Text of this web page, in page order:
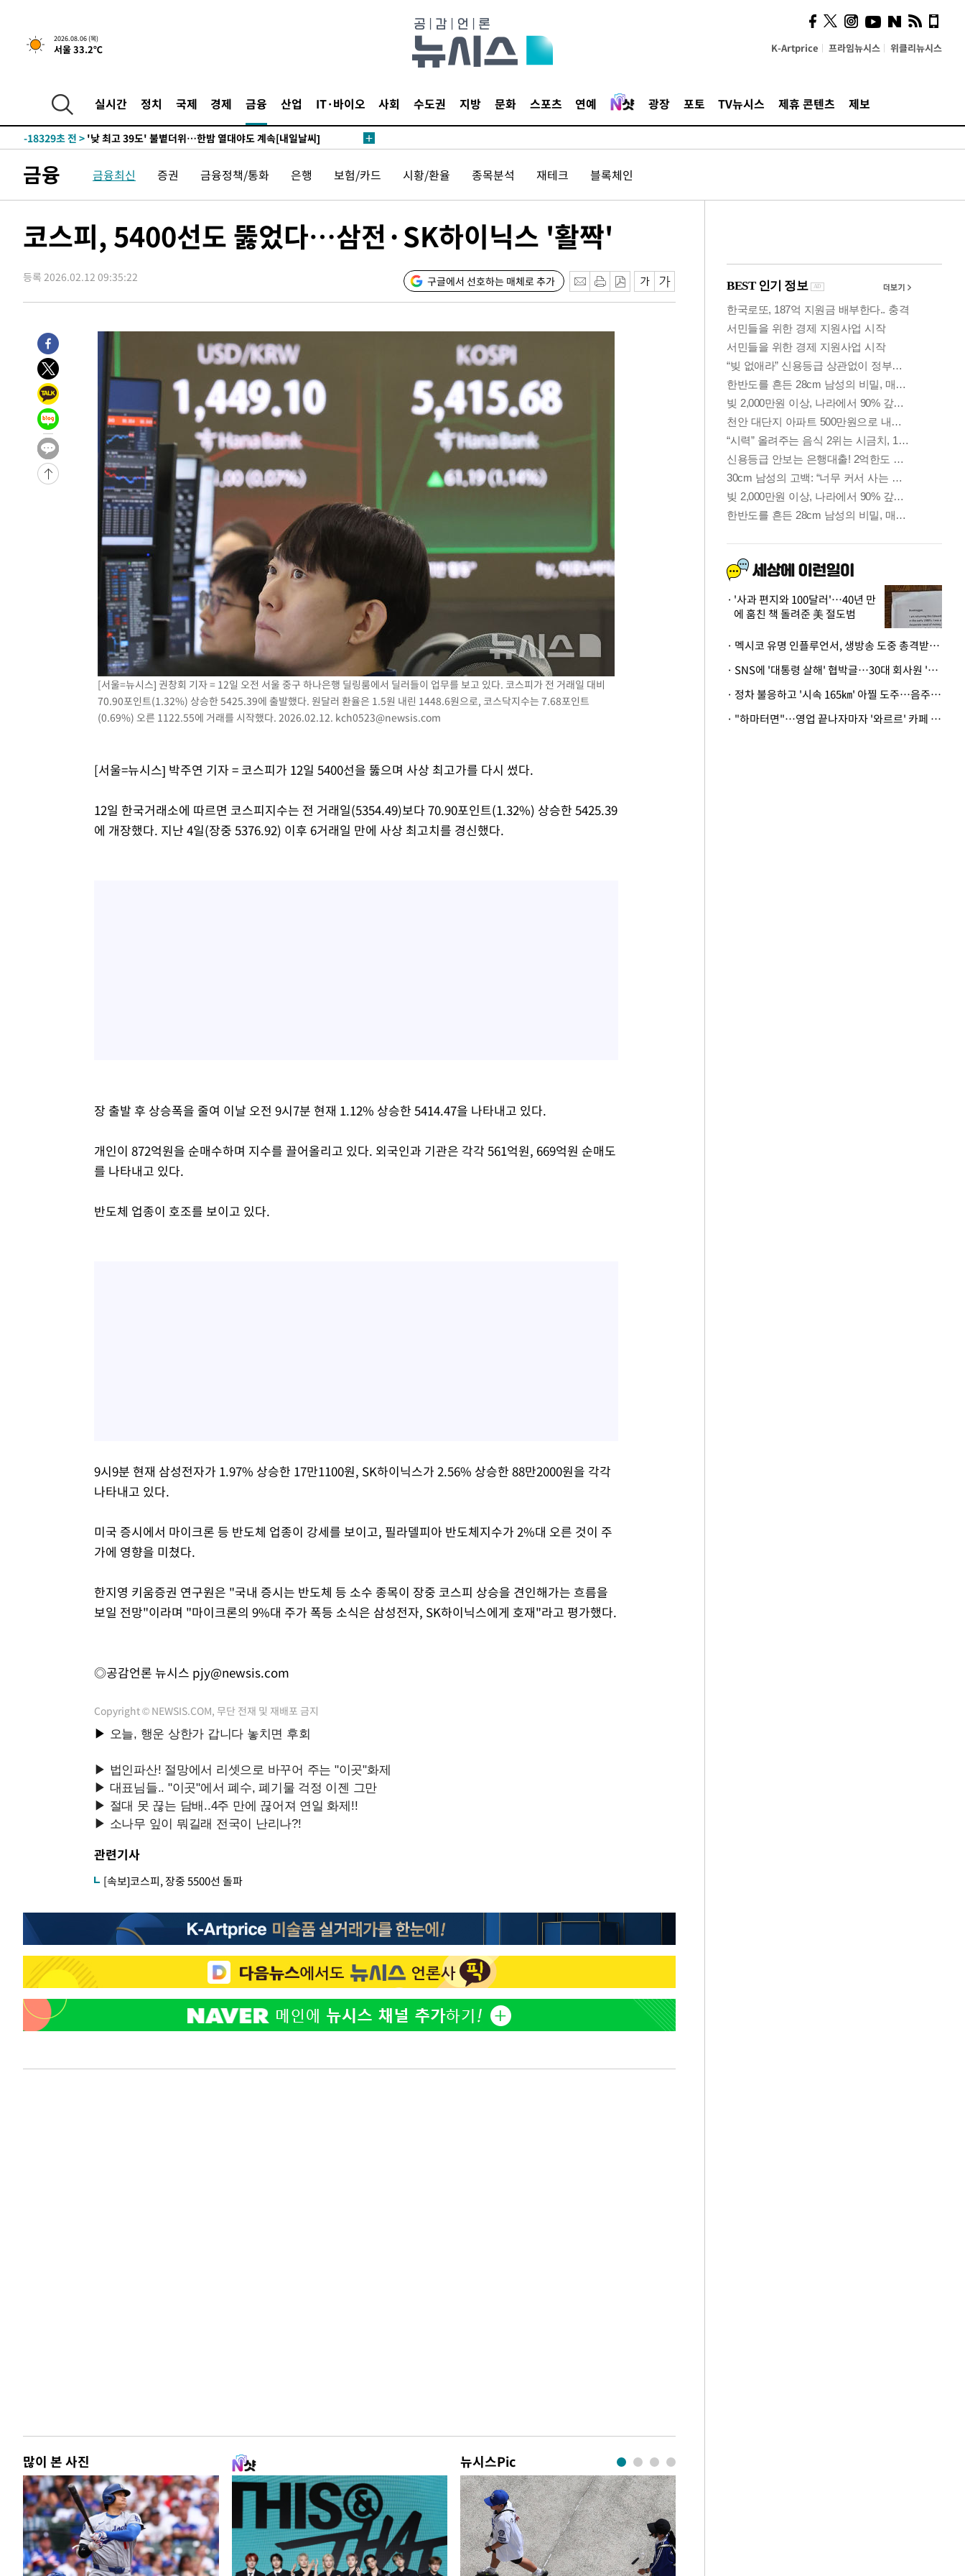
2026.08.06 (목)
서울 33.2℃ K-Artprice 프라임뉴시스 위클리뉴시스
실시간 정치 국제 경제 금융 산업 IT·바이오 사회 수도권 지방 문화 스포츠 연예 광장 포토 TV뉴시스 제휴 콘텐츠 제보
-21349초 전 >[속보]합참 "北 발사체는 단거리탄도미사일…감시·경계태세 강
화"
-21097초 전 >日방위성, 北이 동해로 쏜 발사체는 탄도미사일 가능성
-18933초 전 >
[속보]합참 "북, 동해상으로 미상 발사체 발사"
-18329초 전 >
-18288초 전 > [속보]7~9일 프로야구 3연전도 폭염 취소…11일 재개
-17777초 전 >
'월드컵 탈락 후폭풍' 축구협회…초유의 압수수색에 '충격·당황'
-17617초 전 >서울 낮 37.9도, 올여름 최고치 경신…영등포 순간 '40도'
-13274초 전 > [속보]코스닥, 800p 회복…0.26% 오른 801.67 마감
-13069초 전 >[속보]원·달러 환율, 0.7원 내린 1423.8원 마감
-10668초 전 >"여기 떨어졌다"…다누리, 스페이스X 로켓 달 충돌 흔적 포착
-314초 전 >
내일까지 39도 '펄펄'…기상청 "태풍 지나며 폭염 잠시 꺾인다"
49초 전 >
트럼프, 한국계 진보 주지사 후보 맹공…"공산주의가 최대 위협"
1분 전 > "美간섭에 합의 지연"…트럼프, '이란 호르무즈 통제권' 수용할까
59분 전 >
[속보]산업장관 "李정부, 원전 반대 안해…안정 전력 위해 불가피"
1시간 전 >
[속보]경찰, '홍명보 선임 논란' 대한축구협회·축구회관 등 압수수색
-21349초 전 >
[속보]합참 "北 발사체는 단거리탄도미사일…감시·경계태세 강
화"
-21097초 전 >
日방위성, 北이 동해로 쏜 발사체는 탄도미사일 가능성
-19527초 전 >
[속보] SKT, 에이닷 서비스 장애 발생…"원인 파악 중"
[속보]합참 "북, 동해상으로 미상 발사체 발사"
'낮 최고 39도' 불볕더위…한밤 열대야도 계속[내일날씨]
[속보]7~9일 프로야구 3연전도 폭염 취소…11일 재개
"韓 외환시장 개입 관측 배경엔 美의 대한국 무역적자 있어"
'월드컵 탈락 후폭풍' 축구협회…초유의 압수수색에 '충격·당황'
서울 낮 37.9도, 올여름 최고치 경신…영등포 순간 '40도'
[속보]종합특검, 대검 추가 압수수색…내란 중요임무종사 혐의
[속보]코스닥, 800p 회복…0.26% 오른 801.67 마감
[속보]코스피, 301.88포인트(4.58%) 내린 6296.38 마감
[속보]원·달러 환율, 0.7원 내린 1423.8원 마감
"여기 떨어졌다"…다누리, 스페이스X 로켓 달 충돌 흔적 포착
손흥민, 5경기 연속골 실패…LAFC는 승부차기 끝 과달라하라 격파
트럼프, 한국계 진보 주지사 후보 맹공…"공산주의가 최대 위협"
"美간섭에 합의 지연"…트럼프, '이란 호르무즈 통제권' 수용할까
[속보]산업장관 "李정부, 원전 반대 안해…안정 전력 위해 불가피"
[속보]경찰, '홍명보 선임 논란' 대한축구협회·축구회관 등 압수수색
금융 금융최신 증권 금융정책/통화 은행 보험/카드 시황/환율 종목분석 재테크 블록체인
코스피, 5400선도 뚫었다…삼전·SK하이닉스 '활짝'
등록 2026.02.12 09:35:22 구글에서 선호하는 매체로 추가
[서울=뉴시스] 권창회 기자 = 12일 오전 서울 중구 하나은행 딜링룸에서 딜러들이 업무를 보고 있다. 코스피가 전 거래일 대비
70.90포인트(1.32%) 상승한 5425.39에 출발했다. 원달러 환율은 1.5원 내린 1448.6원으로, 코스닥지수는 7.68포인트
(0.69%) 오른 1122.55에 거래를 시작했다. 2026.02.12. kch0523@newsis.com
[서울=뉴시스] 박주연 기자 = 코스피가 12일 5400선을 뚫으며 사상 최고가를 다시 썼다.
12일 한국거래소에 따르면 코스피지수는 전 거래일(5354.49)보다 70.90포인트(1.32%) 상승한 5425.39
에 개장했다. 지난 4일(장중 5376.92) 이후 6거래일 만에 사상 최고치를 경신했다.
장 출발 후 상승폭을 줄여 이날 오전 9시7분 현재 1.12% 상승한 5414.47을 나타내고 있다.
개인이 872억원을 순매수하며 지수를 끌어올리고 있다. 외국인과 기관은 각각 561억원, 669억원 순매도
를 나타내고 있다.
반도체 업종이 호조를 보이고 있다.
9시9분 현재 삼성전자가 1.97% 상승한 17만1100원, SK하이닉스가 2.56% 상승한 88만2000원을 각각
나타내고 있다.
미국 증시에서 마이크론 등 반도체 업종이 강세를 보이고, 필라델피아 반도체지수가 2%대 오른 것이 주
가에 영향을 미쳤다.
한지영 키움증권 연구원은 "국내 증시는 반도체 등 소수 종목이 장중 코스피 상승을 견인해가는 흐름을
보일 전망"이라며 "마이크론의 9%대 주가 폭등 소식은 삼성전자, SK하이닉스에게 호재"라고 평가했다.
◎공감언론 뉴시스 pjy@newsis.com
Copyright © NEWSIS.COM, 무단 전재 및 재배포 금지
관련기사
[속보]코스피, 장중 5500선 돌파
많이 본 사진 뉴시스Pic
의견, 국토부·LH에 충실히
전달할 것"
'사과 편지와 100달러'…40년 만
에 훔친 책 돌려준 美 절도범
· 멕시코 유명 인플루언서, 생방송 도중 총격받아 사망
· SNS에 '대통령 살해' 협박글…30대 회사원 '불구속 송치'
· 정차 불응하고 '시속 165㎞' 아찔 도주…음주운전자 체포
· "하마터면"…영업 끝나자마자 '와르르' 카페 테라스 덮친 대리석 외벽